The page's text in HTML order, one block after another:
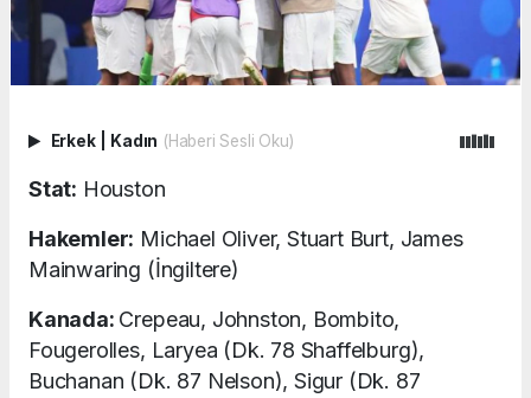
Erkek Kadın (Haberi Sesli Oku)
Stat: Houston
Hakemler: Michael Oliver, Stuart Burt, James
Mainwaring (İngiltere)
Kanada: Crepeau, Johnston, Bombito,
Fougerolles, Laryea (Dk. 78 Shaffelburg),
Buchanan (Dk. 87 Nelson), Sigur (Dk. 87